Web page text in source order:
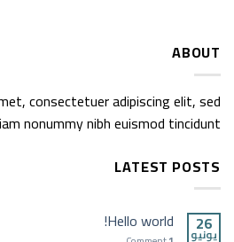
ABOUT
consectetuer adipiscing elit, sed
nonummy nibh euismod tincidunt.
LATEST POSTS
26
يونيو
Hello world!